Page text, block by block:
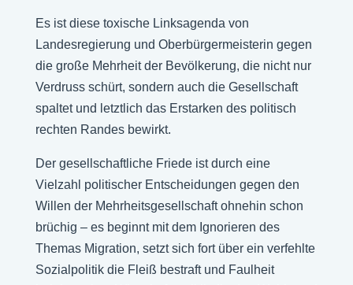
Es ist diese toxische Linksagenda von
Landesregierung und Oberbürgermeisterin gegen
die große Mehrheit der Bevölkerung, die nicht nur
Verdruss schürt, sondern auch die Gesellschaft
spaltet und letztlich das Erstarken des politisch
rechten Randes bewirkt.
Der gesellschaftliche Friede ist durch eine
Vielzahl politischer Entscheidungen gegen den
Willen der Mehrheitsgesellschaft ohnehin schon
brüchig – es beginnt mit dem Ignorieren des
Themas Migration, setzt sich fort über ein verfehlte
Sozialpolitik die Fleiß bestraft und Faulheit